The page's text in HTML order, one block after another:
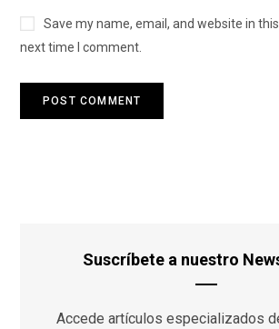
Save my name, email, and website in
next time I comment.
Suscríbete a nuestro
Accede artículos especializados